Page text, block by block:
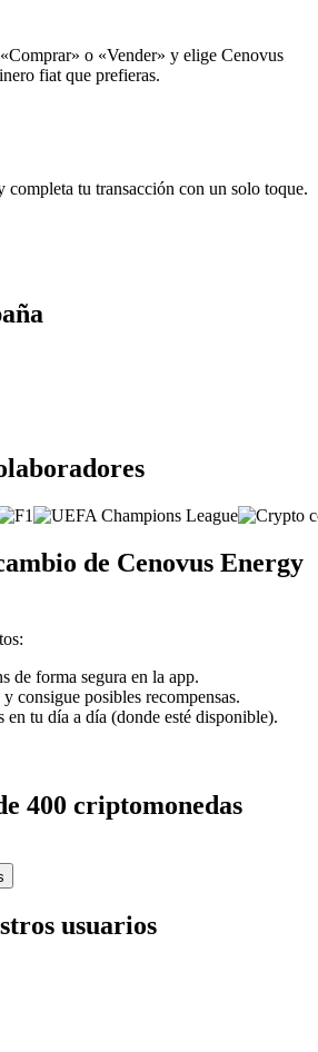
o «Vender» y elige Cenovus
fiat que prefieras.
completa tu transacción con un solo toque.
de Cenovus Energy
de forma segura en la app.
consigue posibles recompensas.
en tu día a día (donde esté disponible).
400 criptomonedas
usuarios